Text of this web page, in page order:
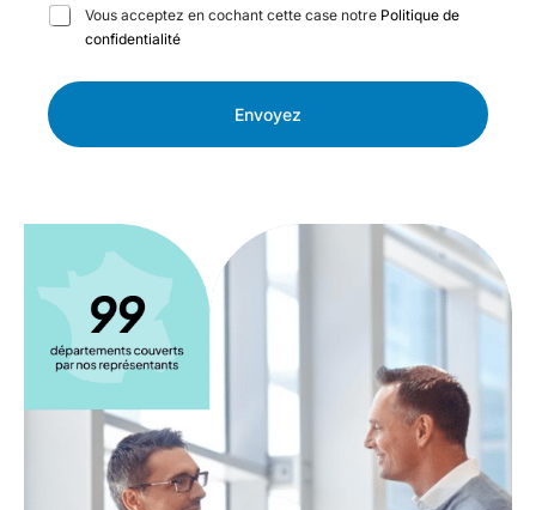
C
s
à
Vous acceptez en cochant cette case notre Politique de
confidentialité
Envoyez